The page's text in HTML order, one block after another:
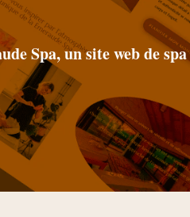
Spa, un site web de